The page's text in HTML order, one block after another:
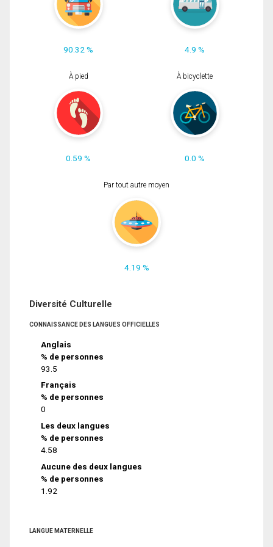
90.32 % 4.9 %
À pied
0.59 %
À bicyclette
0.0 %
Par tout autre moyen
4.19 %
Diversité Culturelle
CONNAISSANCE DES LANGUES OFFICIELLES
Anglais
% de personnes
93.5
Français
% de personnes
0
Les deux langues
% de personnes
4.58
Aucune des deux langues
% de personnes
1.92
LANGUE MATERNELLE